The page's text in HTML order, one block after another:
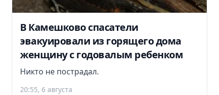
В Камешково спасатели
эвакуировали из горящего дома
женщину с годовалым ребенком
Никто не пострадал.
20:55, 6 августа